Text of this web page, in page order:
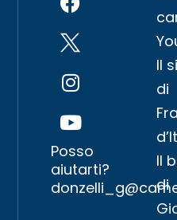
Posso
aiutarti?
Il
di
Il
di